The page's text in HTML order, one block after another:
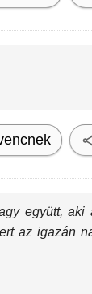
együtt,
az igazán